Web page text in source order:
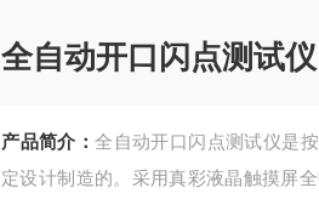
全自动开口闪点测试仪
产品简介：全自动开口闪点测试仪是
定设计制造的。采用真彩液晶触摸屏